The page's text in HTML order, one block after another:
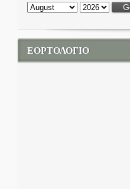
Month:
Year:
ΕΟΡΤΟΛΟΓΙΟ